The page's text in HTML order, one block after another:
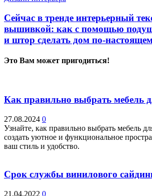
Сейчас в тренде интерьерный
вышивкой: как с помощью
и штор сделать дом по-
Это Вам может пригодиться!
Как правильно выбрать мебель
27.08.2024 0
Узнайте, как правильно выбрать мебель
создать уютное и функциональное
ваш стиль и удобство.
Срок службы винилового
21.04.2022 0